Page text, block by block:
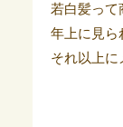
若白髪って
年上に見ら
それ以上に